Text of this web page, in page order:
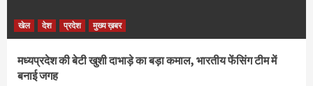
खेल देश प्रदेश मुख्य ख़बर
मध्यप्रदेश की बेटी खुशी दाभाड़े का बड़ा कमाल, भारतीय फेंसिंग टीम में
बनाई जगह